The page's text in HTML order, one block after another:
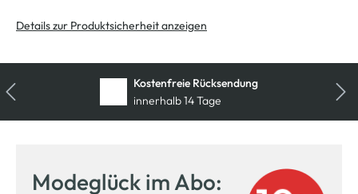
Details zur Produktsicherheit anzeigen
Kostenfreie Rücksendung
innerhalb 14 Tage
Modeglück im Abo: